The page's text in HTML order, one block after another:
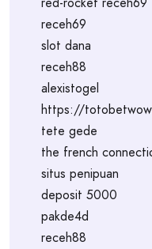
receh69
slot dana
receh88
alexistogel
https://
tete gede
the french
situs penipuan
deposit 5000
pakde4d
receh88